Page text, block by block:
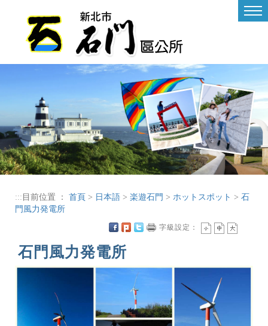
:::目前位置 ： 首頁 > 日本語 > 楽遊石門 > ホットスポット > 石
門風力発電所
石門風力発電所
字級設定：